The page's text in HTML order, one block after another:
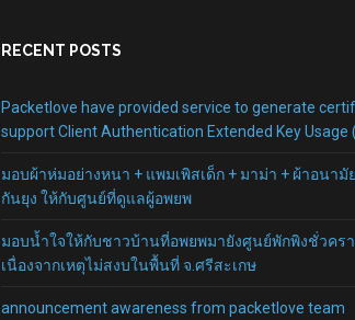
RECENT POSTS
Packetlove have provided service to generate
support Client Authentication Extended Key Usage
มอบผ้าห่มอย่างหนา + แพมเพิสเด็ก + มาม่า + ผ้าอนามั
กันยุง ให้กับศูนย์ที่ดูแลผู้อพยพ
มอบน้ำใจให้กับชาวบ้านที่อพยพมายังศูนย์พักพิงชั่วคร
เนื่องจากเหตุไม่สงบในพื้นที่ จ.ศรีสะเกษ
announcement awareness from packetlove team